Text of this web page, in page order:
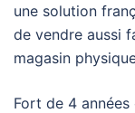
une solution
de vendre aussi
magasin
Fort de 4 années